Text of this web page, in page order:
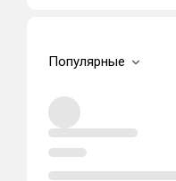
Популярные